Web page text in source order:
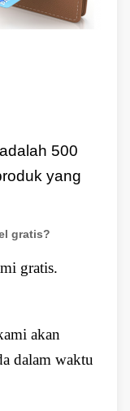
500
yang
gratis?
gratis.
akan
dalam waktu